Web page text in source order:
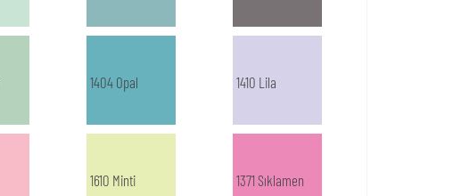
1404 Opal 1410 Lila
1610 Minti 1371 Sıklamen